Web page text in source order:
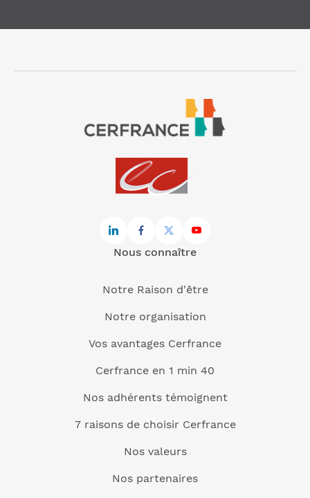
Nous connaître
Notre Raison d'être
Notre organisation
Vos avantages Cerfrance
Cerfrance en 1 min 40
Nos adhérents témoignent
7 raisons de choisir Cerfrance
Nos valeurs
Nos partenaires